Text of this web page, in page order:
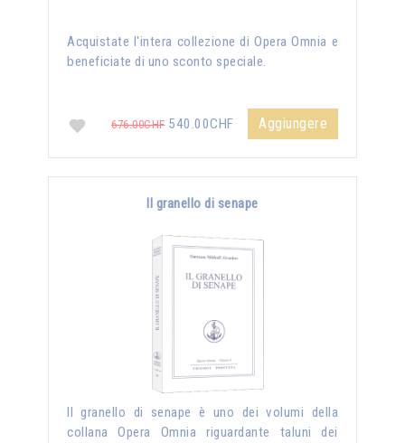
Acquistate l'intera collezione di Opera Omnia e
beneficiate di uno sconto speciale.
676.00CHF540.00CHF Aggiungere
Il granello di senape
Il granello di senape è uno dei volumi della
collana Opera Omnia riguardante taluni dei